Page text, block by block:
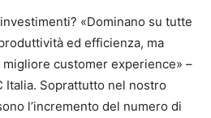
«Dominano su tutte
ed efficienza, ma
customer experience» –
Italia. Soprattutto nel nostro
l’incremento del numero di